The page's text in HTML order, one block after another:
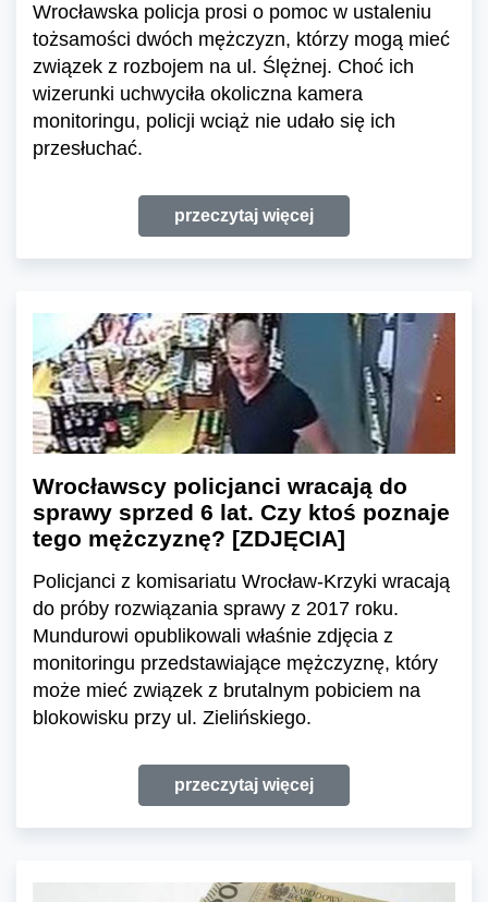
Wrocławska policja prosi o pomoc w ustaleniu
tożsamości dwóch mężczyzn, którzy mogą mieć
związek z rozbojem na ul. Ślężnej. Choć ich
wizerunki uchwyciła okoliczna kamera
monitoringu, policji wciąż nie udało się ich
przesłuchać.
przeczytaj więcej
Wrocławscy policjanci wracają do
sprawy sprzed 6 lat. Czy ktoś poznaje
tego mężczyznę? [ZDJĘCIA]
Policjanci z komisariatu Wrocław-Krzyki wracają
do próby rozwiązania sprawy z 2017 roku.
Mundurowi opublikowali właśnie zdjęcia z
monitoringu przedstawiające mężczyznę, który
może mieć związek z brutalnym pobiciem na
blokowisku przy ul. Zielińskiego.
przeczytaj więcej